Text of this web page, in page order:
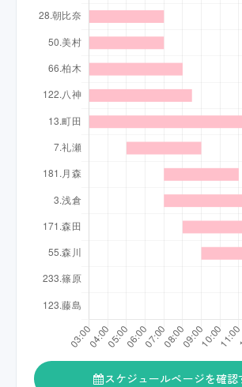
スケジュールページを確認